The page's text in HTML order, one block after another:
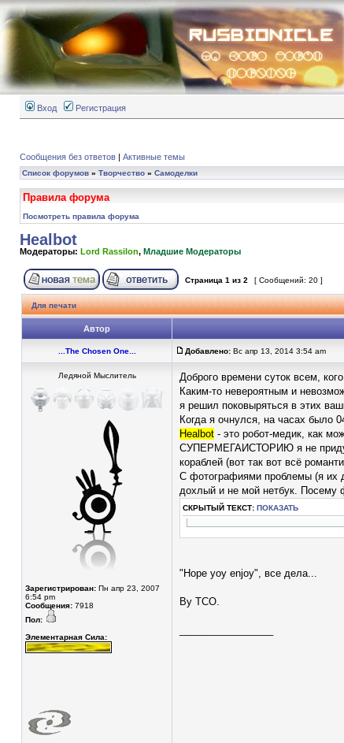
Вход Регистрация
Сообщения без ответов | Активные темы
Список форумов » Творчество » Самоделки
Правила форума
Посмотреть правила форума
Healbot
Модераторы: Lord Rassilon, Младшие Модераторы
Страница 1 из 2 [ Сообщений: 20 ]
Для печати
Автор
...The Chosen One... Добавлено: Вс апр 13, 2014 3:54 am
Ледяной Мыслитель
Зарегистрирован: Пн апр 23, 2007
6:54 pm
Сообщения: 7918
Пол:
Элементарная Сила:
Доброго времени суток всем,
Каким-то невероятным и
я решил поковыряться в этих
Когда я очнулся, на часах было
Healbot - это робот-медик, как
СУПЕРМЕГАИСТОРИЮ я не
кораблей (вот так вот всё
С фотографиями проблемы (я их
дохлый и не мой нетбук. Посему
СКРЫТЫЙ ТЕКСТ: ПОКАЗАТЬ
"Hope yoy enjoy", все дела...
By TCO.